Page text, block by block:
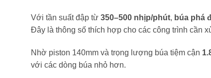
Với tần suất đập từ 350–500 nhịp/phút, búa phá
Đây là thông số thích hợp cho các công trình cần
Nhờ piston 140mm và trọng lượng búa tiệm cận
với các dòng búa nhỏ hơn.